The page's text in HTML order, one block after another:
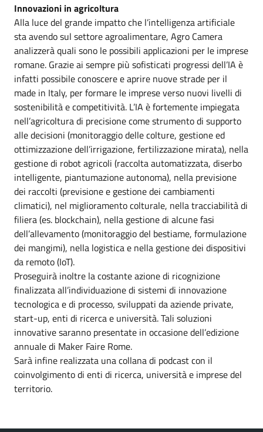
Innovazioni in agricoltura
Alla luce del grande impatto che l’intelligenza artificiale
sta avendo sul settore agroalimentare, Agro Camera
analizzerà quali sono le possibili applicazioni per le imprese
romane. Grazie ai sempre più sofisticati progressi dell’IA è
infatti possibile conoscere e aprire nuove strade per il
made in Italy, per formare le imprese verso nuovi livelli di
sostenibilità e competitività. L’IA è fortemente impiegata
nell’agricoltura di precisione come strumento di supporto
alle decisioni (monitoraggio delle colture, gestione ed
ottimizzazione dell’irrigazione, fertilizzazione mirata), nella
gestione di robot agricoli (raccolta automatizzata, diserbo
intelligente, piantumazione autonoma), nella previsione
dei raccolti (previsione e gestione dei cambiamenti
climatici), nel miglioramento colturale, nella tracciabilità di
filiera (es. blockchain), nella gestione di alcune fasi
dell’allevamento (monitoraggio del bestiame, formulazione
dei mangimi), nella logistica e nella gestione dei dispositivi
da remoto (IoT).
Proseguirà inoltre la costante azione di ricognizione
finalizzata all’individuazione di sistemi di innovazione
tecnologica e di processo, sviluppati da aziende private,
start-up, enti di ricerca e università. Tali soluzioni
innovative saranno presentate in occasione dell’edizione
annuale di Maker Faire Rome.
Sarà infine realizzata una collana di podcast con il
coinvolgimento di enti di ricerca, università e imprese del
territorio.